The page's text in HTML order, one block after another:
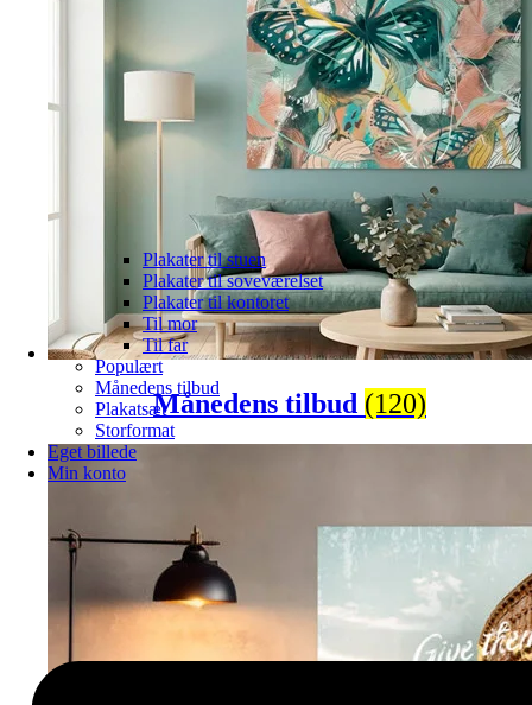
Plakater til stuen
Plakater til soveværelset
Plakater til kontoret
Til mor
Til far
Populært
Månedens tilbud
Plakatsæt
Storformat
Eget billede
Min konto
Månedens tilbud (120)